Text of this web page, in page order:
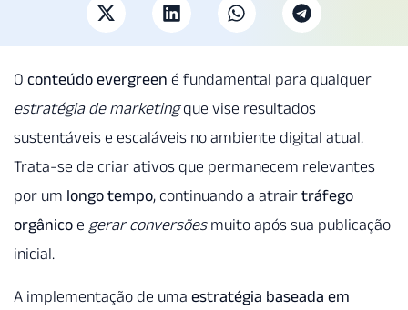
O conteúdo evergreen é fundamental para qualquer
estratégia de marketingque vise resultados
sustentáveis e escaláveis no ambiente digital atual.
Trata-se de criar ativos que permanecem relevantes
por um longo tempo, continuando a atrair tráfego
orgânico e gerar conversõesmuito após sua publicação
inicial.
A implementação de uma estratégia baseada em